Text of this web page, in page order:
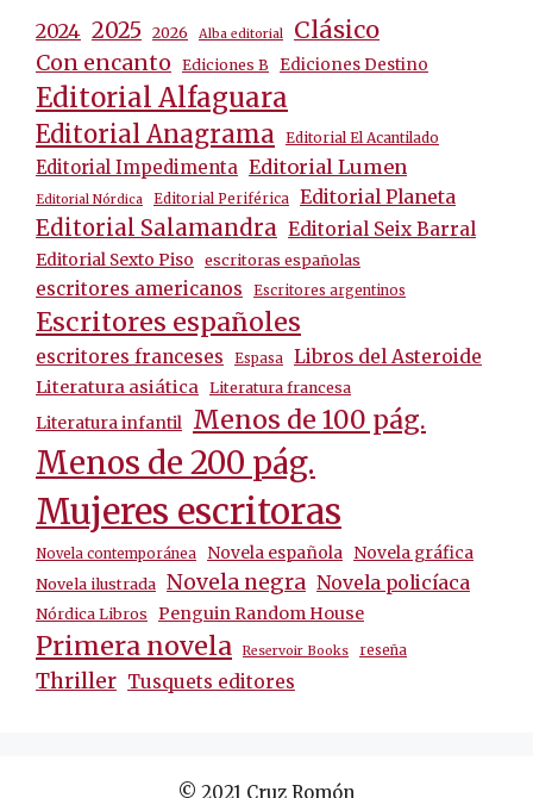
2024 2025 2026 Alba editorial Clásico
Con encanto Ediciones B Ediciones Destino
Editorial Alfaguara
Editorial Anagrama Editorial El Acantilado
Editorial Impedimenta Editorial Lumen
Editorial Nórdica Editorial Periférica Editorial Planeta
Editorial Salamandra Editorial Seix Barral
Editorial Sexto Piso escritoras españolas
escritores americanos Escritores argentinos
Escritores españoles
escritores franceses Espasa Libros del Asteroide
Literatura asiática Literatura francesa
Literatura infantil Menos de 100 pág.
Menos de 200 pág.
Mujeres escritoras
Novela contemporánea Novela española Novela gráfica
Novela ilustrada Novela negra Novela policíaca
Nórdica Libros Penguin Random House
Primera novela Reservoir Books reseña
Thriller Tusquets editores
© 2021 Cruz Romón